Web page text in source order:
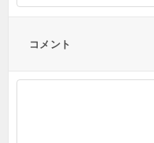
コメント